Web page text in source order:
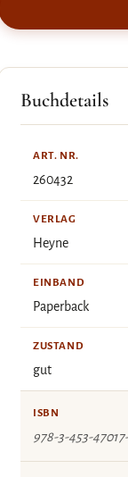
Buchdetails
ART. NR.
260432
VERLAG
Heyne
EINBAND
Paperback
ZUSTAND
gut
ISBN
978-3-453-